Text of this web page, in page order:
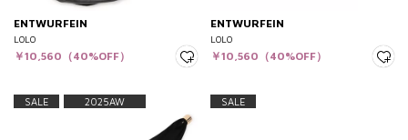
ENTWURFEIN
LOLO
￥10,560（40%OFF）
ENTWURFEIN
LOLO
￥10,560（40%OFF）
SALE 2025AW SALE